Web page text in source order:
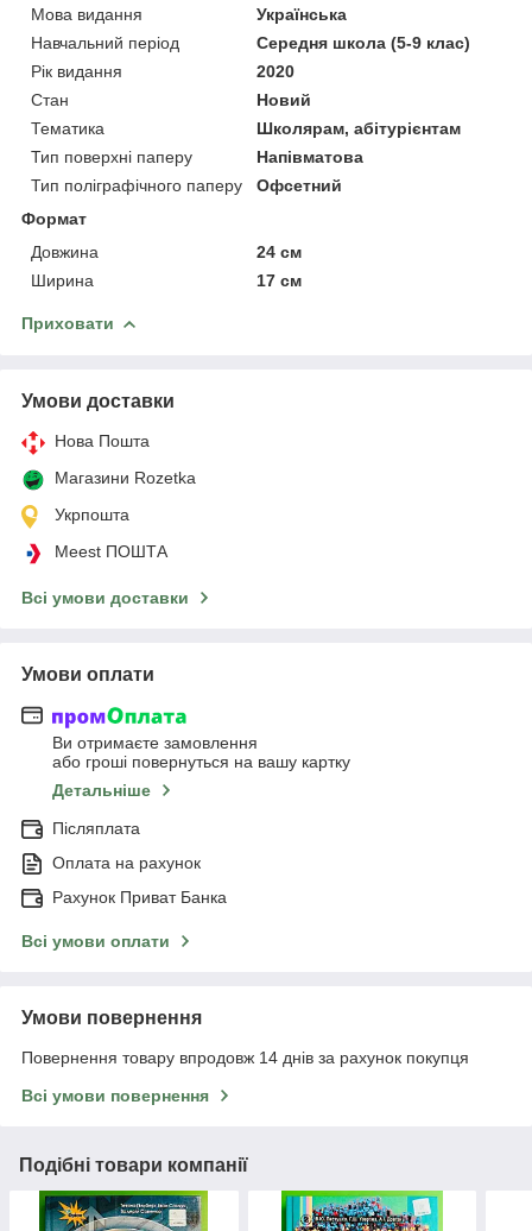
Мова видання
Українська
Навчальний період
Середня школа (5-9 клас)
Рік видання
2020
Стан
Новий
Тематика
Школярам, абітурієнтам
Тип поверхні паперу
Напівматова
Тип поліграфічного паперу
Офсетний
Формат
Довжина
24 см
Ширина
17 см
Приховати
Умови доставки
Нова Пошта
Магазини Rozetka
Укрпошта
Meest ПОШТА
Всі умови доставки
Умови оплати
Ви отримаєте замовлення
або гроші повернуться на вашу картку
Детальніше
Післяплата
Оплата на рахунок
Рахунок Приват Банка
Всі умови оплати
Умови повернення
Повернення товару впродовж 14 днів за рахунок покупця
Всі умови повернення
Подібні товари компанії